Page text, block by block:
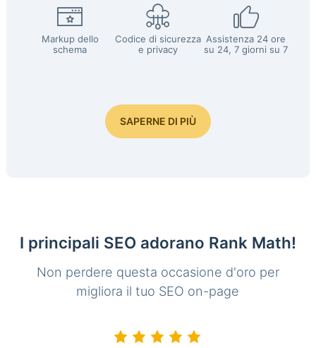
Markup dello
schema
Codice di sicurezza
e privacy
Assistenza 24 ore
su 24, 7 giorni su 7
SAPERNE DI PIÙ
I principali SEO adorano Rank Math!
Non perdere questa occasione d'oro per
migliora il tuo SEO on-page